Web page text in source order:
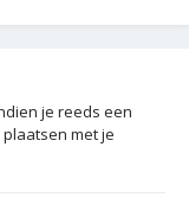
je reeds een
met je